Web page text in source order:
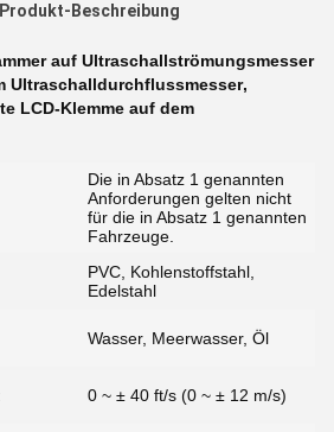
Produkt-Beschreibung
auf Ultraschallströmungsmesser
Ultraschalldurchflussmesser,
LCD-Klemme auf dem
Die in Absatz 1 genannten
Anforderungen gelten nicht
für die in Absatz 1 genannten
Fahrzeuge.
PVC, Kohlenstoffstahl,
Edelstahl
Wasser, Meerwasser, Öl
0 ~ ± 40 ft/s (0 ~ ± 12 m/s)